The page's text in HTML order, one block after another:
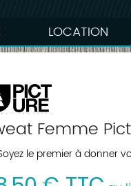
LOCATION
Femme
le premier à donner